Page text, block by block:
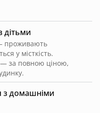
з домашніми
дітьми
проживають
у місткість.
— за повною ціною,